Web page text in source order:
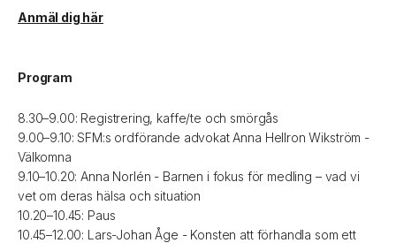
Anmäl dig här
Program
8.30–9.00: Registrering, kaffe/te och smörgås
9.00–9.10: SFM:s ordförande advokat Anna Hellron Wikström -
Välkomna
9.10–10.20: Anna Norlén - Barnen i fokus för medling – vad vi
vet om deras hälsa och situation
10.20–10.45: Paus
10.45–12.00: Lars-Johan Åge - Konsten att förhandla som ett